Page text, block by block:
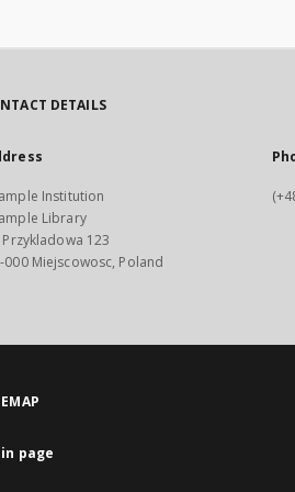
DETAILS
Institution
Library
Przykladowa 123
000 Miejscowosc, Poland
page